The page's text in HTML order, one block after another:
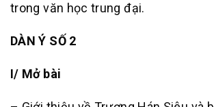
trong văn học trung đại.
DÀN Ý SỐ 2
I/ Mở bài